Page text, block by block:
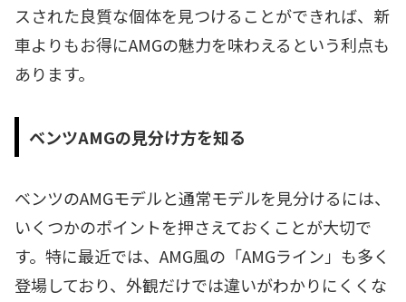
スされた良質な個体を見つけることができれば、新
車よりもお得にAMGの魅力を味わえるという利点も
あります。
ベンツAMGの見分け方を知る
ベンツのAMGモデルと通常モデルを見分けるには、
いくつかのポイントを押さえておくことが大切で
す。特に最近では、AMG風の「AMGライン」も多く
登場しており、外観だけでは違いがわかりにくくな